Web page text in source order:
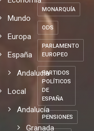
Mundo
Europa
España
Andalucia
Local
Andalucía
Granada
MONARQUÍA
ODS
PARLAMENTO
EUROPEO
PARTIDOS
POLÍTICOS
DE
ESPAÑA
PENSIONES